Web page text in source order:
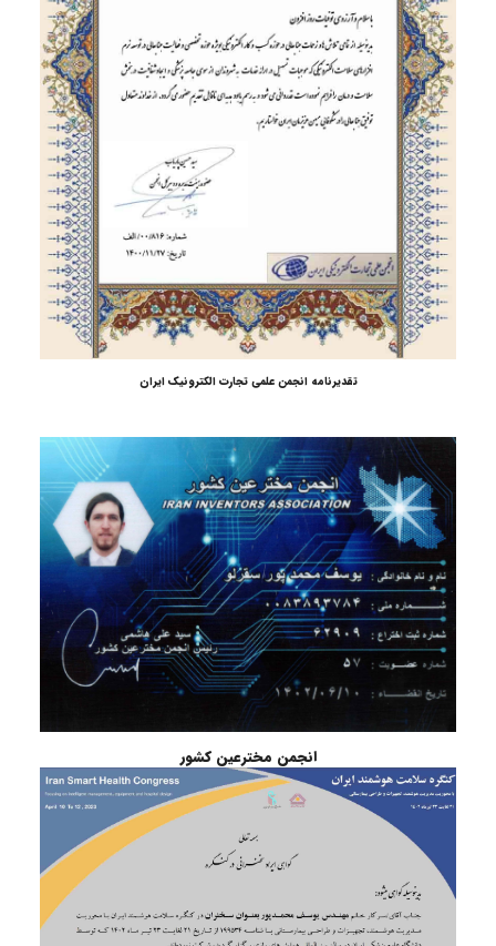
تقدیرنامه انجمن علمی تجارت الکترونیک ایران
انجمن مخترعین کشور